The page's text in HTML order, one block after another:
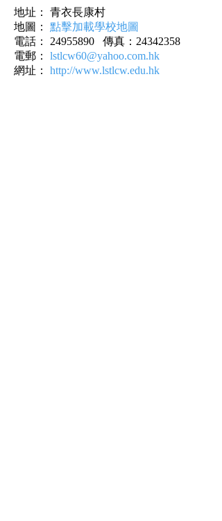
地址： 青衣長康村
地圖： 點擊加載學校地圖
電話： 24955890 傳真：24342358
電郵： lstlcw60@yahoo.com.hk
網址： http://www.lstlcw.edu.hk